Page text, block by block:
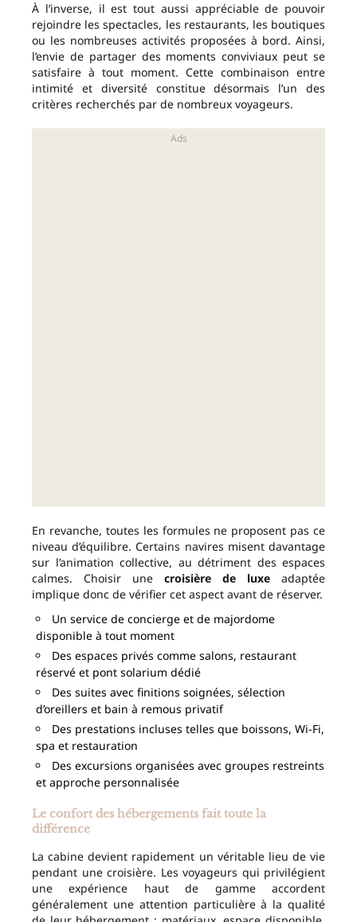
À l’inverse, il est tout aussi appréciable de pouvoir
rejoindre les spectacles, les restaurants, les boutiques
ou les nombreuses activités proposées à bord. Ainsi,
l’envie de partager des moments conviviaux peut se
satisfaire à tout moment. Cette combinaison entre
intimité et diversité constitue désormais l’un des
critères recherchés par de nombreux voyageurs.
En revanche, toutes les formules ne proposent pas ce
niveau d’équilibre. Certains navires misent davantage
sur l’animation collective, au détriment des espaces
calmes. Choisir une croisière de luxe adaptée
implique donc de vérifier cet aspect avant de réserver.
Un service de concierge et de majordome
disponible à tout moment
Des espaces privés comme salons, restaurant
réservé et pont solarium dédié
Des suites avec finitions soignées, sélection
d’oreillers et bain à remous privatif
Des prestations incluses telles que boissons, Wi-Fi,
spa et restauration
Des excursions organisées avec groupes restreints
et approche personnalisée
Le confort des hébergements fait toute la
différence
La cabine devient rapidement un véritable lieu de vie
pendant une croisière. Les voyageurs qui privilégient
une expérience haut de gamme accordent
généralement une attention particulière à la qualité